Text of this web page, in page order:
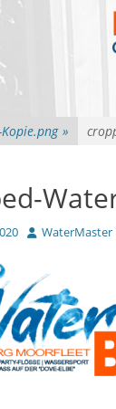
»
AutorWaterMaster